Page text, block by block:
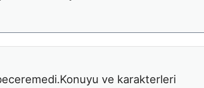
ve karakterleri